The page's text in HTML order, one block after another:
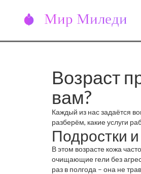
Возраст
вам?
Каждый из нас задаётся
разберём, какие услуги
Подростки
В этом возрасте кожа
очищающие гели без
раз в полгода – она не